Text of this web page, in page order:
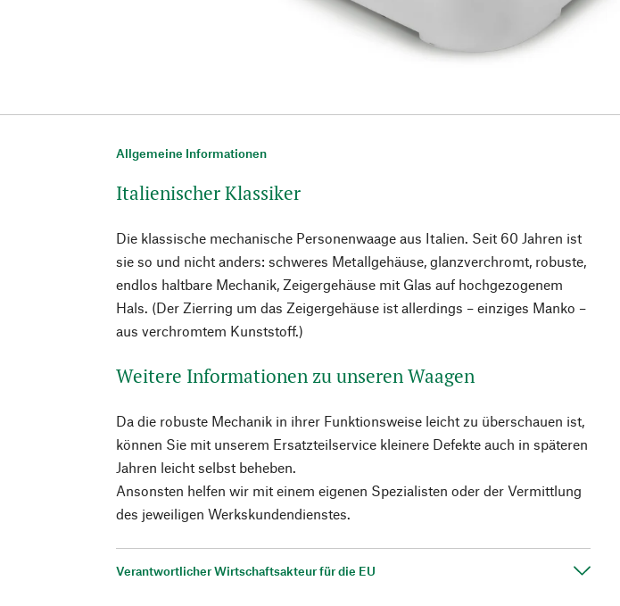
Allgemeine Informationen
Italienischer Klassiker
Die klassische mechanische Personenwaage aus Italien. Seit 60 Jahren ist
sie so und nicht anders: schweres Metallgehäuse, glanzverchromt, robuste,
endlos haltbare Mechanik, Zeigergehäuse mit Glas auf hochgezogenem
Hals. (Der Zierring um das Zeigergehäuse ist allerdings – einziges Manko –
aus verchromtem Kunststoff.)
Weitere Informationen zu unseren Waagen
Da die robuste Mechanik in ihrer Funktionsweise leicht zu überschauen ist,
können Sie mit unserem Ersatzteilservice kleinere Defekte auch in späteren
Jahren leicht selbst beheben.
Ansonsten helfen wir mit einem eigenen Spezialisten oder der Vermittlung
des jeweiligen Werkskundendienstes.
Verantwortlicher Wirtschaftsakteur für die EU